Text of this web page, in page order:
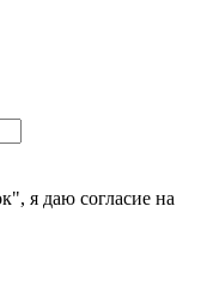
я даю согласие на